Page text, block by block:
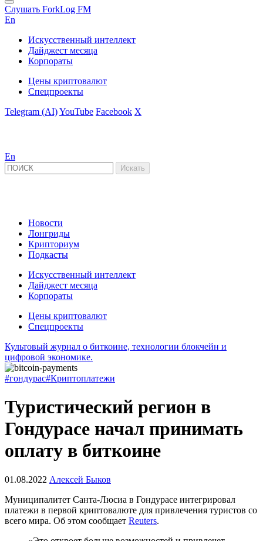
Слушать ForkLog FM
En
Искусственный интеллект
Дайджест месяца
Корпораты
Цены криптовалют
Спецпроекты
Telegram (AI)YouTube Facebook X
En
Новости
Лонгриды
Крипториум
Подкасты
Искусственный интеллект
Дайджест месяца
Корпораты
Цены криптовалют
Спецпроекты
Культовый журнал о биткоине, технологии блокчейн и
цифровой экономике.
#гондурас#Криптоплатежи
Туристический регион в
Гондурасе начал принимать
оплату в биткоине
01.08.2022 Алексей Быков
Муниципалитет Санта-Люсиа в Гондурасе интегрировал
платежи в первой криптовалюте для привлечения туристов со
всего мира. Об этом сообщает Reuters.